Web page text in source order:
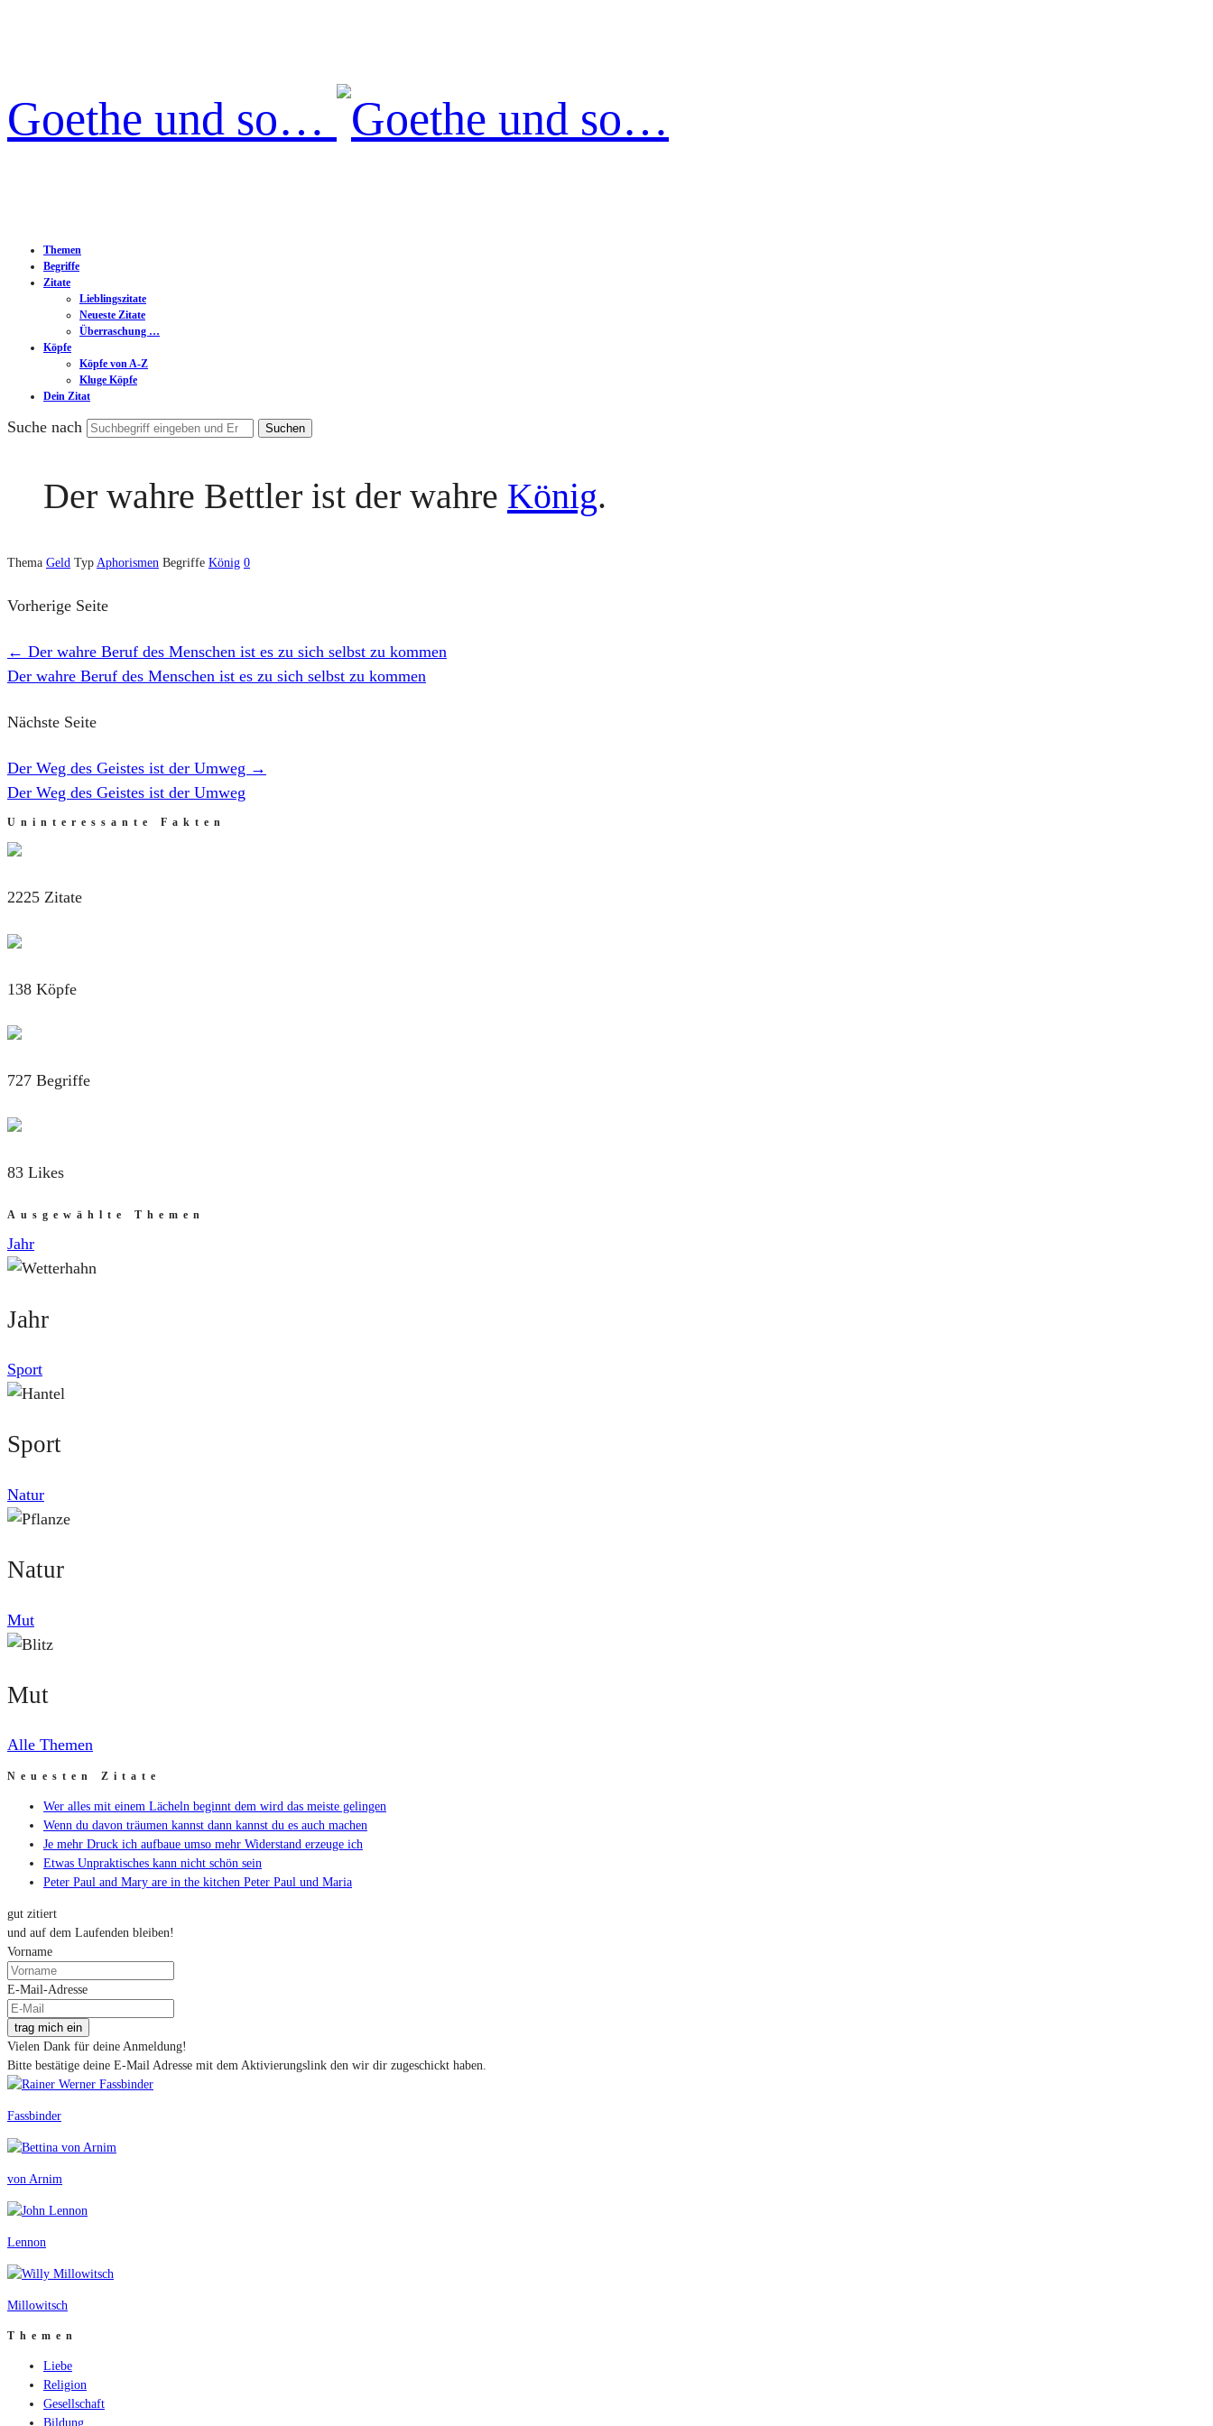
Goethe und so…
Themen
Begriffe
Zitate
Lieblingszitate
Neueste Zitate
Überraschung …
Köpfe
Köpfe von A-Z
Kluge Köpfe
Dein Zitat
Suche nach
Der wahre Bettler ist der wahre König.
Thema Geld Typ Aphorismen Begriffe König 0
Vorherige Seite
← Der wahre Beruf des Menschen ist es zu sich selbst zu kommen
Der wahre Beruf des Menschen ist es zu sich selbst zu kommen
Nächste Seite
Der Weg des Geistes ist der Umweg →
Der Weg des Geistes ist der Umweg
Uninteressante Fakten
2225 Zitate
138 Köpfe
727 Begriffe
83 Likes
Ausgewählte Themen
Jahr
Jahr
Sport
Sport
Natur
Natur
Mut
Mut
Alle Themen
Neuesten Zitate
Wer alles mit einem Lächeln beginnt dem wird das meiste gelingen
Wenn du davon träumen kannst dann kannst du es auch machen
Je mehr Druck ich aufbaue umso mehr Widerstand erzeuge ich
Etwas Unpraktisches kann nicht schön sein
Peter Paul and Mary are in the kitchen Peter Paul und Maria
gut zitiert
und auf dem Laufenden bleiben!
Vorname
E-Mail-Adresse
trag mich ein
Vielen Dank für deine Anmeldung!
Bitte bestätige deine E-Mail Adresse mit dem Aktivierungslink den wir dir zugeschickt haben.
Fassbinder
von Arnim
Lennon
Millowitsch
Themen
Liebe
Religion
Gesellschaft
Bildung